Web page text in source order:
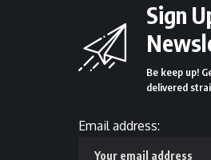
Sign
Be keep up!
delivered
Email address: